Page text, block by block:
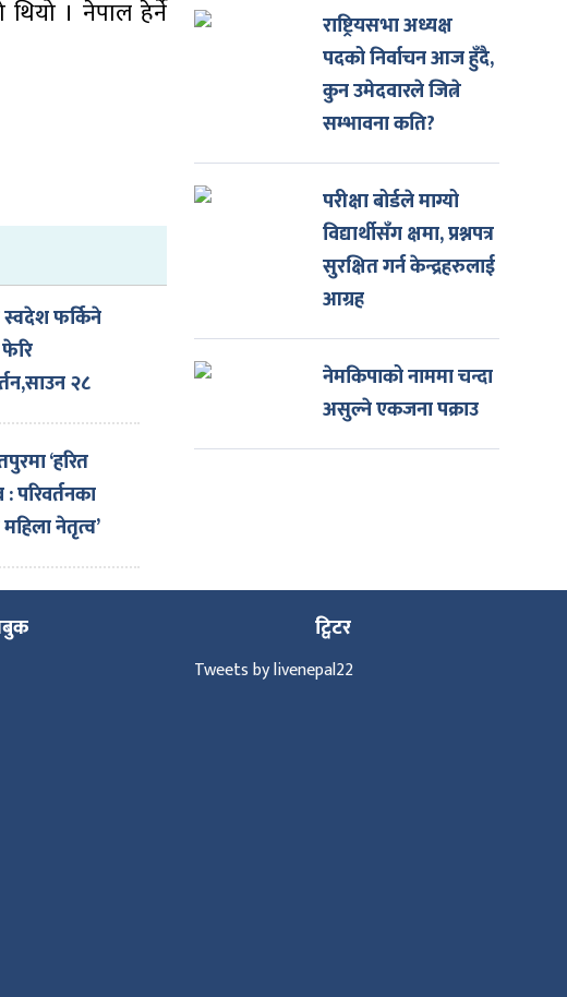
। नेपाल हेर्ने
स्वदेश फर्किने
२८
‘हरित
परिवर्तनका
नेतृत्व’
राष्ट्रियसभा अध्यक्ष
पदको निर्वाचन आज हुँदै,
कुन उमेदवारले जित्ने
सम्भावना कति?
परीक्षा बोर्डले माग्यो
विद्यार्थीसँग क्षमा, प्रश्नपत्र
सुरक्षित गर्न केन्द्रहरुलाई
आग्रह
नेमकिपाको नाममा चन्दा
असुल्ने एकजना पक्राउ
ट्विटर
Tweets by livenepal22